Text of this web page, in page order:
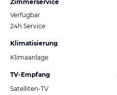
Zimmerservice
Verfügbar
24h Service
Klimatisierung
Klimaanlage
TV-Empfang
Satelliten-TV